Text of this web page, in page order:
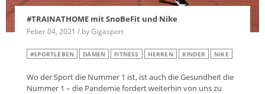
#TRAINATHOME mit SnoBeFit und Nike
Feber 04, 2021 / by Gigasport
#SPORTLEBEN DAMEN FITNESS HERREN KINDER NIKE
Wo der Sport die Nummer 1 ist, ist auch die Gesundheit die
Nummer 1 – die Pandemie fordert weiterhin von uns zu